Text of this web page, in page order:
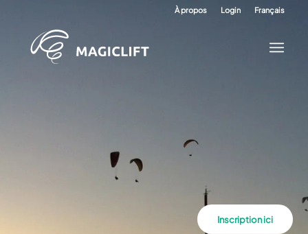
À propos Login Français
Inscription ici